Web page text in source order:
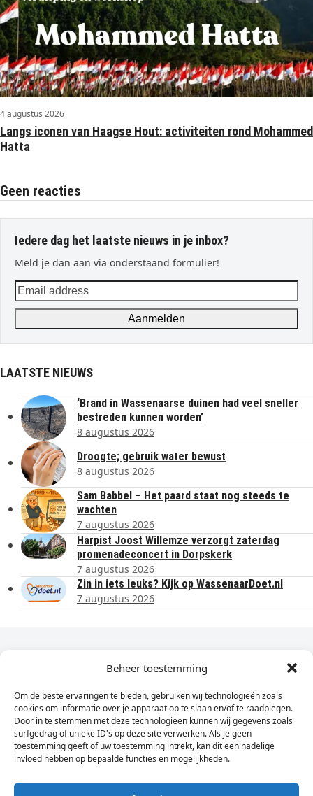
Beheer toestemming
Om de beste ervaringen te bieden, gebruiken wij technologieën zoals
cookies om informatie over je apparaat op te slaan en/of te raadplegen.
Door in te stemmen met deze technologieën kunnen wij gegevens zoals
surfgedrag of unieke ID's op deze site verwerken. Als je geen
toestemming geeft of uw toestemming intrekt, kan dit een nadelige
invloed hebben op bepaalde functies en mogelijkheden.
4 augustus 2026
Langs iconen van Haagse Hout: activiteiten rond Mohammed
Hatta
Geen reacties
Iedere dag het laatste nieuws in je inbox?
Meld je dan aan via onderstaand formulier!
Email
address
Aanmelden
LAATSTE NIEUWS
‘Brand in Wassenaarse duinen had veel sneller
bestreden kunnen worden’
8 augustus 2026
Droogte; gebruik water bewust
8 augustus 2026
Sam Babbel – Het paard staat nog steeds te
wachten
7 augustus 2026
Harpist Joost Willemze verzorgt zaterdag
promenadeconcert in Dorpskerk
7 augustus 2026
Zin in iets leuks? Kijk op WassenaarDoet.nl
7 augustus 2026
Dagelijks het laatste nieuws in je e-mail?
Vul
hier
je
e-
mailadres
in
Sign Up